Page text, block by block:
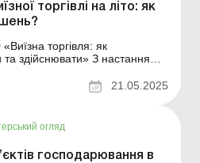
торгівлі на літо: як
торгівля: як
здійснювати» З настанням
у багатьох роботодавців
персонал для виїзної торгівлі
21.05.2025
огляд
господарювання в